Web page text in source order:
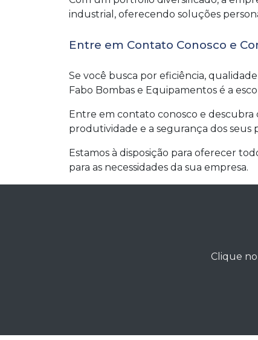
industrial, oferecendo soluções
Entre em Contato Conosco e
Se você busca por eficiência,
Fabo Bombas e Equipamentos é a
Entre em contato conosco e descubra
produtividade e a segurança dos seus
Estamos à disposição para oferecer
para as necessidades da sua empresa.
Clique